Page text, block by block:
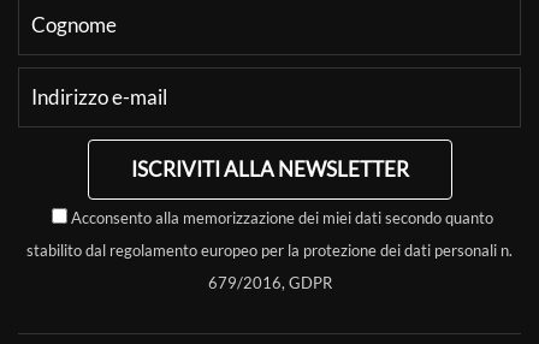
ISCRIVITI ALLA NEWSLETTER
Acconsento alla memorizzazione dei miei dati secondo quanto
stabilito dal regolamento europeo per la protezione dei dati personali n.
679/2016, GDPR